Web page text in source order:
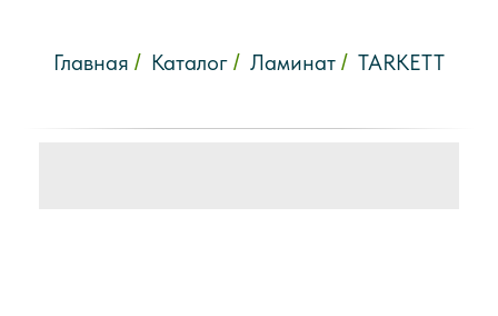
Главная / Каталог / Ламинат / TARKETT